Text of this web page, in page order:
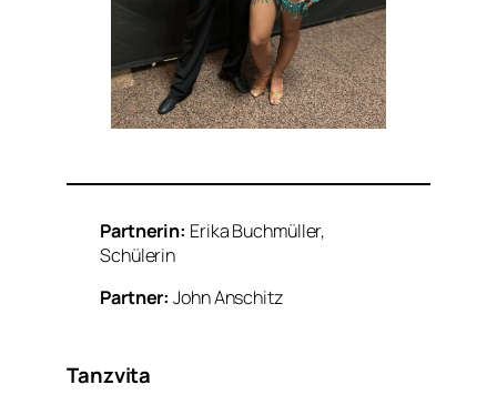
Partnerin: Erika Buchmüller,
Schülerin
Partner: John Anschitz
Tanzvita